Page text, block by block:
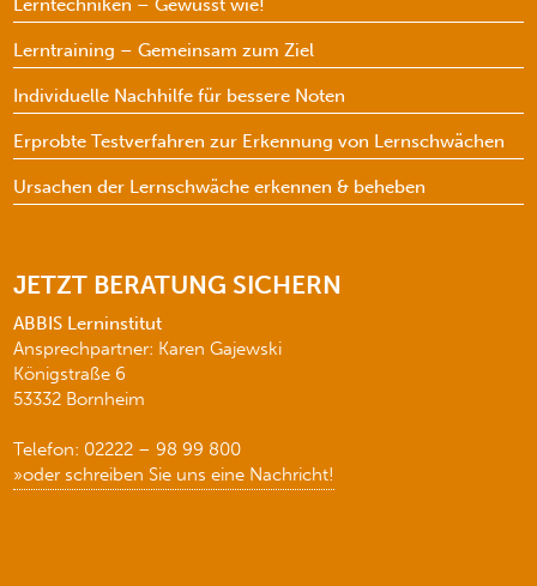
Lerntechniken – Gewusst wie!
Lerntraining – Gemeinsam zum Ziel
Individuelle Nachhilfe für bessere Noten
Erprobte Testverfahren zur Erkennung von Lernschwächen
Ursachen der Lernschwäche erkennen & beheben
JETZT BERATUNG SICHERN
ABBIS Lerninstitut
Ansprechpartner: Karen Gajewski
Königstraße 6
53332 Bornheim
Telefon: 02222 – 98 99 800
»oder schreiben Sie uns eine Nachricht!